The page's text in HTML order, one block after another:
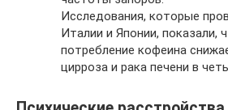
Исследования, которые
Италии и Японии, показали,
потребление кофеина
цирроза и рака печени в